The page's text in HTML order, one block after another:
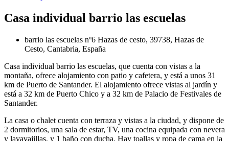
Casa individual barrio las escuelas
barrio las escuelas nº6 Hazas de cesto, 39738, Hazas de
Cesto, Cantabria, España
Casa individual barrio las escuelas, que cuenta con vistas a la
montaña, ofrece alojamiento con patio y cafetera, y está a unos 31
km de Puerto de Santander. El alojamiento ofrece vistas al jardín y
está a 32 km de Puerto Chico y a 32 km de Palacio de Festivales de
Santander.
La casa o chalet cuenta con terraza y vistas a la ciudad, y dispone de
2 dormitorios, una sala de estar, TV, una cocina equipada con nevera
y lavavajillas, y 1 baño con ducha. Hay toallas y ropa de cama en la